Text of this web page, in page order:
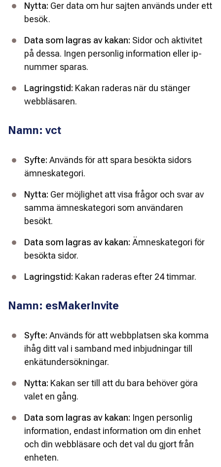
Nytta: Ger data om hur sajten används under ett
besök.
Data som lagras av kakan: Sidor och aktivitet
på dessa. Ingen personlig information eller ip-
nummer sparas.
Lagringstid: Kakan raderas när du stänger
webbläsaren.
Namn: vct
Syfte: Används för att spara besökta sidors
ämneskategori.
Nytta: Ger möjlighet att visa frågor och svar av
samma ämneskategori som användaren
besökt.
Data som lagras av kakan: Ämneskategori för
besökta sidor.
Lagringstid: Kakan raderas efter 24 timmar.
Namn: esMakerInvite
Syfte: Används för att webbplatsen ska komma
ihåg ditt val i samband med inbjudningar till
enkätundersökningar.
Nytta: Kakan ser till att du bara behöver göra
valet en gång.
Data som lagras av kakan: Ingen personlig
information, endast information om din enhet
och din webbläsare och det val du gjort från
enheten.